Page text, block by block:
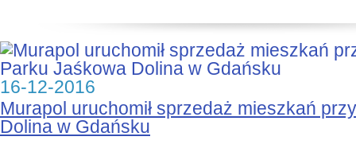
16-12-2016
Murapol uruchomił sprzedaż mieszkań
Dolina w Gdańsku